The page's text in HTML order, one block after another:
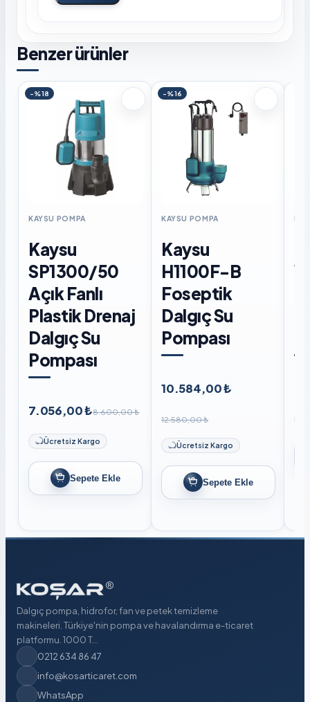
Benzer ürünler
-%18
KAYSU POMPA
Kaysu
SP1300/50
Açık Fanlı
Plastik Drenaj
Dalgıç Su
Pompası
7.056,00 ₺8.600,00 ₺
Ücretsiz Kargo
Sepete Ekle
-%16
KAYSU POMPA
Kaysu
H1100F-B
Foseptik
Dalgıç Su
Pompası
10.584,00 ₺
12.580,00 ₺
Ücretsiz Kargo
Sepete Ekle
Dalgıç pompa, hidrofor, fan ve petek temizleme
makineleri. Türkiye'nin pompa ve havalandırma e-ticaret
platformu. 1000 T...
0212 634 86 47
info@kosarticaret.com
WhatsApp